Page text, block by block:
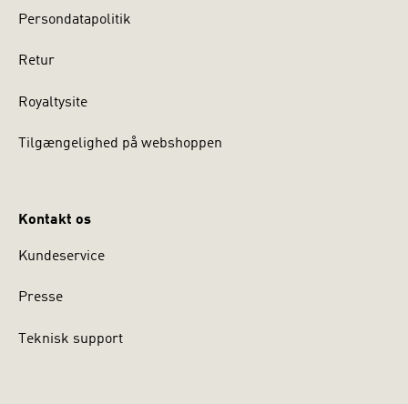
Persondatapolitik
Retur
Royaltysite
Tilgængelighed på webshoppen
Kontakt os
Kundeservice
Presse
Teknisk support